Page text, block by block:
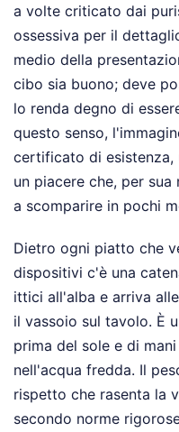
a volte criticato dai
ossessiva per il
medio della
cibo sia buono; deve
lo renda degno di
questo senso,
certificato di esistenza,
un piacere che, per
a scomparire in pochi
Dietro ogni piatto che
dispositivi c'è una
ittici all'alba e arriva
il vassoio sul tavolo. È
prima del sole e di
nell'acqua fredda. Il
rispetto che rasenta la
secondo norme